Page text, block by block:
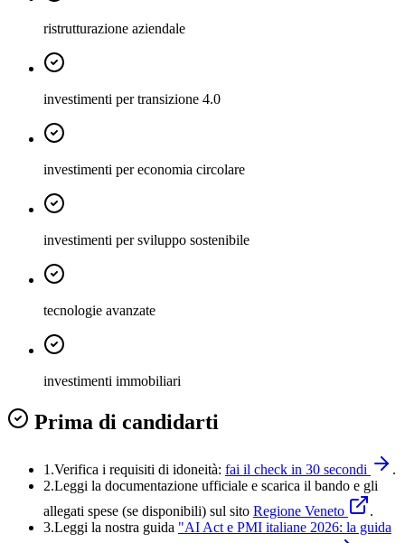
ristrutturazione aziendale
investimenti per transizione 4.0
investimenti per economia circolare
investimenti per sviluppo sostenibile
tecnologie avanzate
investimenti immobiliari
Prima di candidarti
1.Verifica i requisiti di idoneità: fai il check in 30 secondi
.
2.Leggi la documentazione ufficiale e scarica il bando e gli
allegati spese (se disponibili) sul sito Regione Veneto
.
3.Leggi la nostra guida "AI Act e PMI italiane 2026: la guida